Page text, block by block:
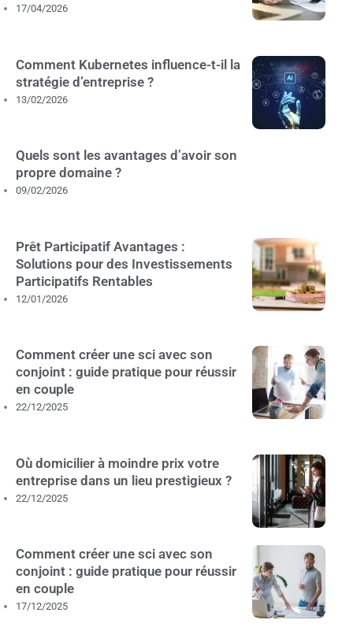
17/04/2026
Comment Kubernetes influence-t-il la
stratégie d’entreprise ?
13/02/2026
Quels sont les avantages d’avoir son
propre domaine ?
09/02/2026
Prêt Participatif Avantages :
Solutions pour des Investissements
Participatifs Rentables
12/01/2026
Comment créer une sci avec son
conjoint : guide pratique pour réussir
en couple
22/12/2025
Où domicilier à moindre prix votre
entreprise dans un lieu prestigieux ?
22/12/2025
Comment créer une sci avec son
conjoint : guide pratique pour réussir
en couple
17/12/2025